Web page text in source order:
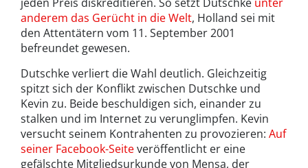
anderem das Gerücht in die Welt, Holland sei mit
den Attentätern vom 11. September 2001
befreundet gewesen.
Dutschke verliert die Wahl deutlich. Gleichzeitig
spitzt sich der Konflikt zwischen Dutschke und
Kevin zu. Beide beschuldigen sich, einander zu
stalken und im Internet zu verunglimpfen. Kevin
versucht seinem Kontrahenten zu provozieren: Auf
seiner Facebook-Seiteveröffentlicht er eine
gefälschte Mitgliedsurkunde von Mensa, der